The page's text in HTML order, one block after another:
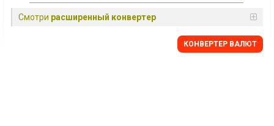
Смотри расширенный конвертер
КОНВЕРТЕР ВАЛЮТ